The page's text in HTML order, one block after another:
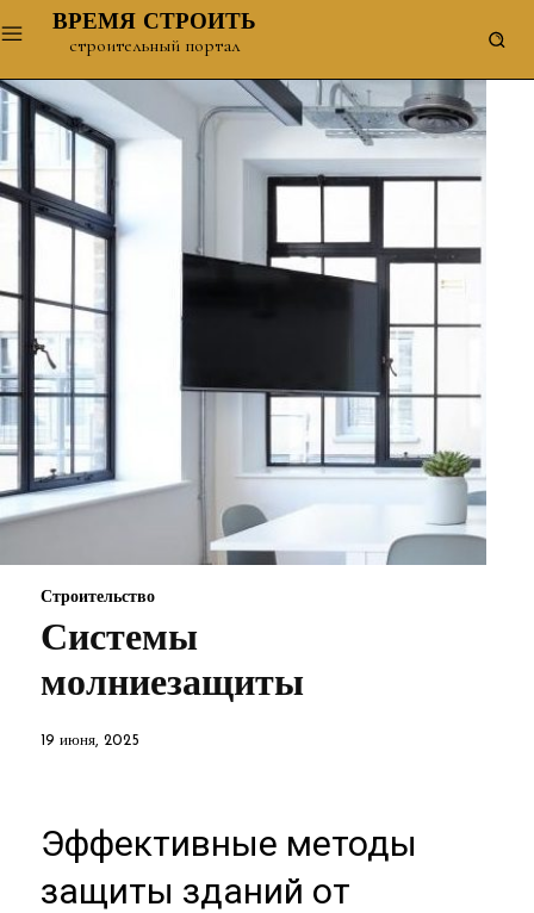
ВРЕМЯ СТРОИТЬ
строительный портал
Строительство
Системы
молниезащиты
19 июня, 2025
Эффективные методы
защиты зданий от